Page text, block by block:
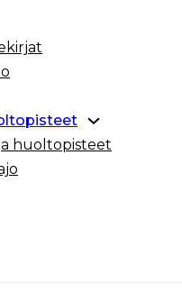
huoltopisteet